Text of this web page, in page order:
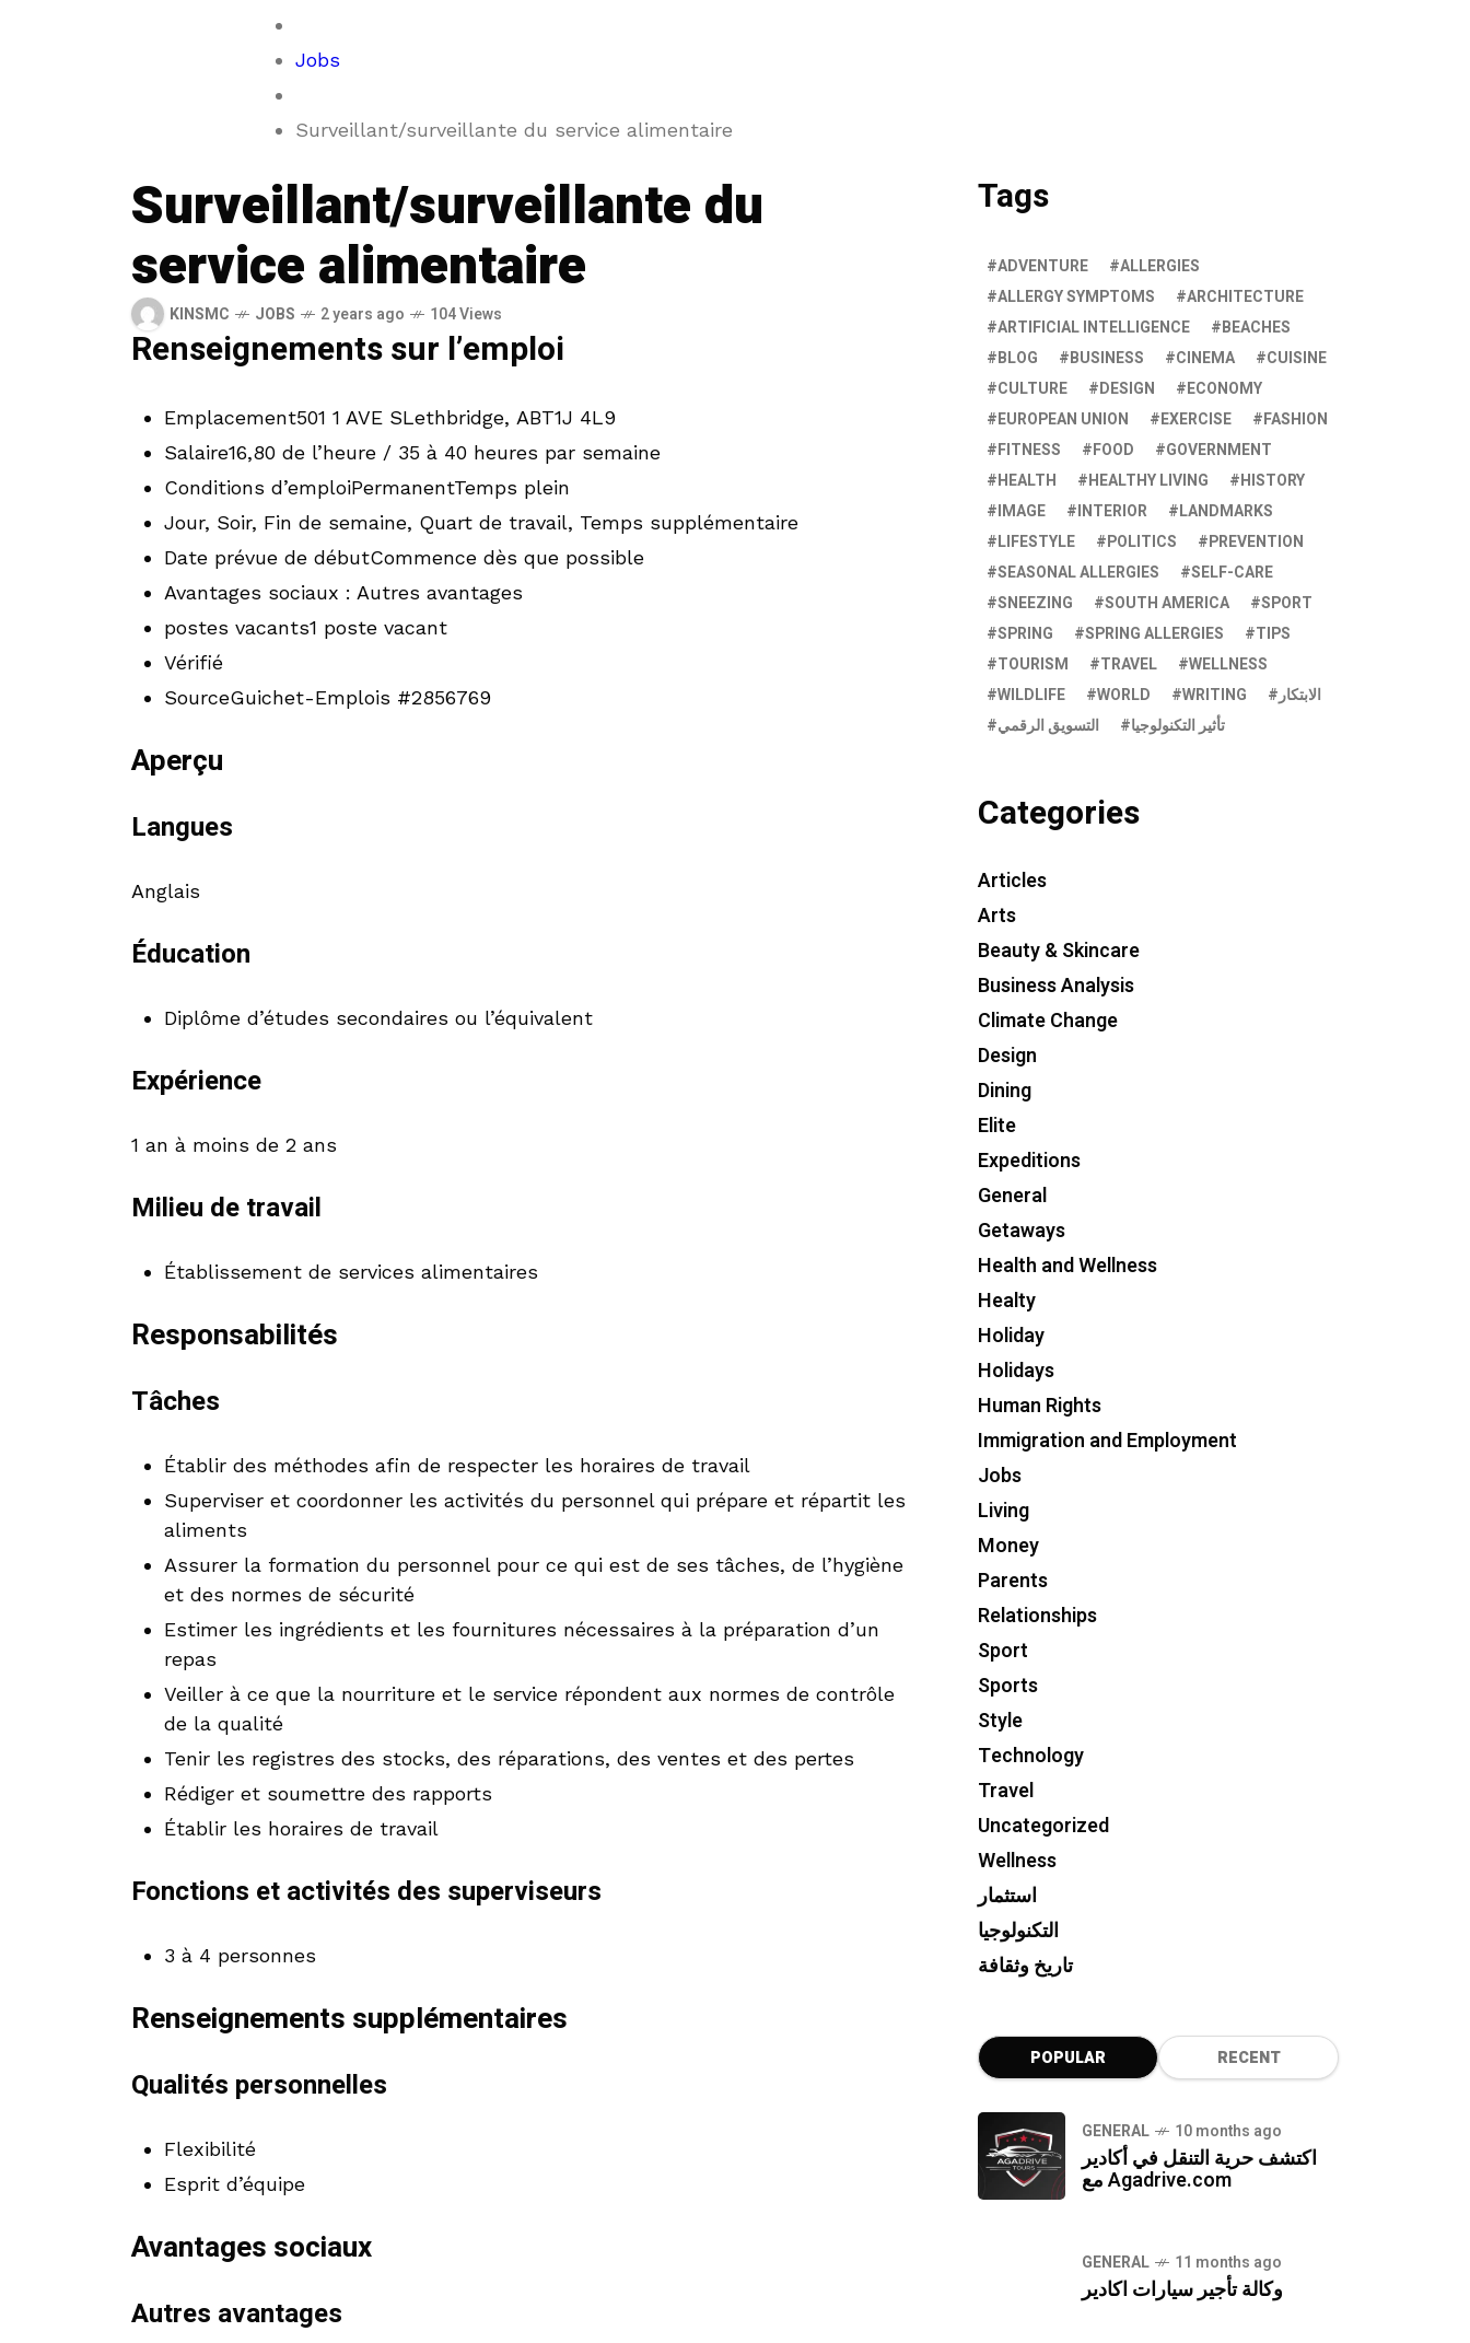
Jobs
Surveillant/surveillante du service alimentaire
Surveillant/surveillante du
service alimentaire
KINSMC JOBS 2 years ago 104 Views
Renseignements sur l’emploi
Emplacement501 1 AVE SLethbridge, ABT1J 4L9
Salaire16,80 de l’heure / 35 à 40 heures par semaine
Conditions d’emploiPermanentTemps plein
Jour, Soir, Fin de semaine, Quart de travail, Temps supplémentaire
Date prévue de débutCommence dès que possible
Avantages sociaux : Autres avantages
postes vacants1 poste vacant
Vérifié
SourceGuichet-Emplois #2856769
Aperçu
Langues
Anglais
Éducation
Diplôme d’études secondaires ou l’équivalent
Expérience
1 an à moins de 2 ans
Milieu de travail
Établissement de services alimentaires
Responsabilités
Tâches
Établir des méthodes afin de respecter les horaires de travail
Superviser et coordonner les activités du personnel qui prépare et répartit les
aliments
Assurer la formation du personnel pour ce qui est de ses tâches, de l’hygiène
et des normes de sécurité
Estimer les ingrédients et les fournitures nécessaires à la préparation d’un
repas
Veiller à ce que la nourriture et le service répondent aux normes de contrôle
de la qualité
Tenir les registres des stocks, des réparations, des ventes et des pertes
Rédiger et soumettre des rapports
Établir les horaires de travail
Fonctions et activités des superviseurs
3 à 4 personnes
Renseignements supplémentaires
Qualités personnelles
Flexibilité
Esprit d’équipe
Avantages sociaux
Autres avantages
Tags
ADVENTURE
ALLERGIES
ALLERGY SYMPTOMS
ARCHITECTURE
ARTIFICIAL INTELLIGENCE
BEACHES
BLOG
BUSINESS CINEMA
CUISINE
CULTURE
DESIGN
ECONOMY
EUROPEAN UNION
EXERCISE
FASHION
FITNESS
FOOD
GOVERNMENT
HEALTH
HEALTHY LIVING
HISTORY
IMAGE
INTERIOR
LANDMARKS
LIFESTYLE
POLITICS
PREVENTION
SEASONAL ALLERGIES
SELF-CARE
SNEEZING
SOUTH AMERICA
SPORT
SPRING
SPRING ALLERGIES
TIPS
TOURISM
TRAVEL
WELLNESS
WILDLIFE
WORLD WRITING
الابتكار
التسويق الرقمي
تأثير التكنولوجيا
Categories
Articles
Arts
Beauty & Skincare
Business Analysis
Climate Change
Design
Dining
Elite
Expeditions
General
Getaways
Health and Wellness
Healty
Holiday
Holidays
Human Rights
Immigration and Employment
Jobs
Living
Money
Parents
Relationships
Sport
Sports
Style
Technology
Travel
Uncategorized
Wellness
استثمار
التكنولوجيا
تاريخ وثقافة
POPULAR RECENT
GENERAL 10 months ago
اكتشف حرية التنقل في أكادير
مع Agadrive.com
GENERAL 11 months ago
وكالة تأجير سيارات اكادير